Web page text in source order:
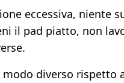
eccessiva, niente
il pad piatto, non
modo diverso